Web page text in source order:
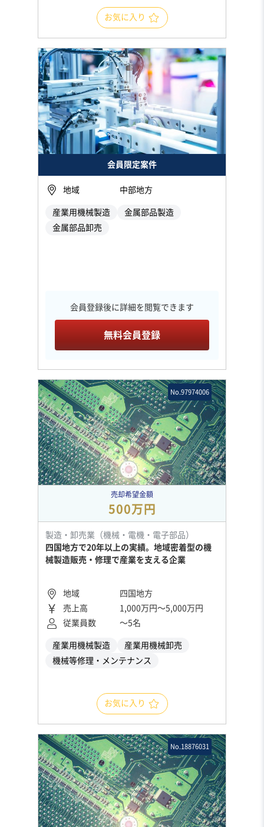
お気に入り
会員限定案件
地域 中部地方
産業用機械製造
金属部品製造
金属部品卸売
会員登録後に詳細を閲覧できます
無料会員登録
No.97974006
売却希望金額
500万円
製造・卸売業（機械・電機・電子部品）
四国地方で20年以上の実績。地域密着型の機
械製造販売・修理で産業を支える企業
地域
四国地方
売上高
1,000万円〜5,000万円
従業員数
〜5名
産業用機械製造
産業用機械卸売
機械等修理・メンテナンス
お気に入り
No.18876031